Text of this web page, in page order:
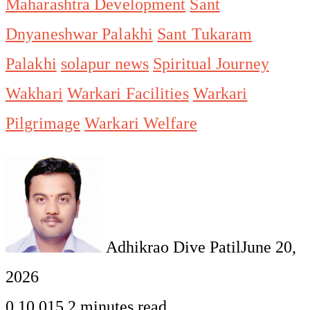
Maharashtra Development Sant
Dnyaneshwar Palakhi Sant Tukaram
Palakhi solapur news Spiritual Journey
Wakhari Warkari Facilities Warkari
Pilgrimage Warkari Welfare
Adhikrao Dive PatilJune 20,
2026
0 10,015 2 minutes read